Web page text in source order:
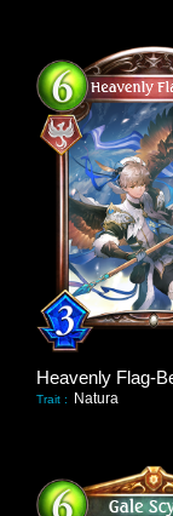
Trait : Natura